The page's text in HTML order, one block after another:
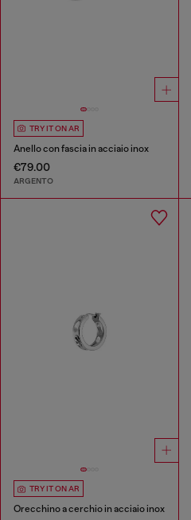
TRY IT ON AR
Anello con fascia in acciaio inox
€79.00
ARGENTO
TRY IT ON AR
Orecchino a cerchio in acciaio inox